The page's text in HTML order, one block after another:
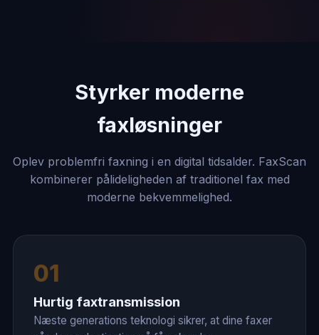
Styrker moderne
faxløsninger
Oplev problemfri faxning i en digital tidsalder. FaxScan
kombinerer pålideligheden af ​​traditionel fax med
moderne bekvemmelighed.
01
Hurtig faxtransmission
Næste generations teknologi sikrer, at dine faxer